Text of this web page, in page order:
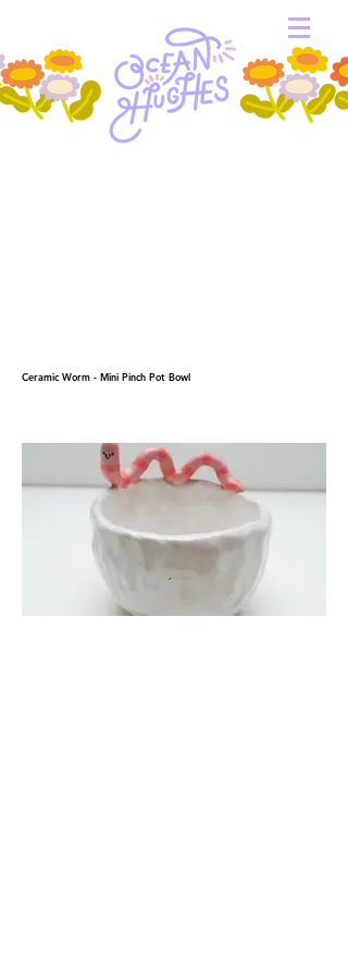
Ceramic Worm - Mini Pinch Pot Bowl